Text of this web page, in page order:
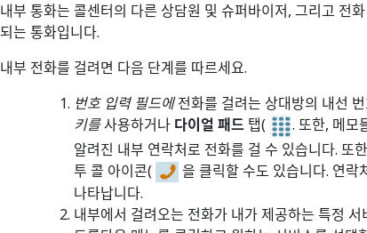
내부 통화는 콜센터의 다른 상담원 및 슈퍼바이저, 그리고 전
되는 통화입니다.
내부 전화를 걸려면 다음 단계를 따르세요.
번호 입력 필드에전화를 걸려는 상대방의 내선
키를사용하거나 다이얼 패드 탭( . 또한, 메모
알려진 내부 연락처로 전화를 걸 수 있습니다. 또
투 콜 아이콘(
을 클릭할 수도 있습니다. 연락
나타납니다.
내부에서 걸려오는 전화가 내가 제공하는 특정